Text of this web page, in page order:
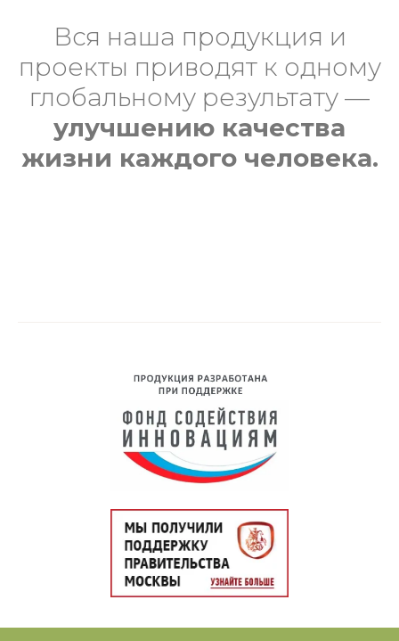
Вся наша продукция и
проекты приводят к одному
глобальному результату —
улучшению качества
жизни каждого человека.